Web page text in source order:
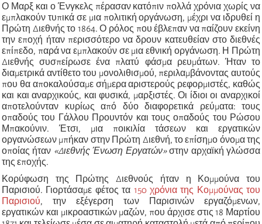
Ο Μαρξ και ο Ένγκελς πέρασαν κατόπιν πολλά χρόνια χωρίς να
εμπλακούν τυπικά σε μια πολιτική οργάνωση, μέχρι να ιδρυθεί η
Πρώτη Διεθνής το 1864. Ο ρόλος που έβλεπαν να παίζουν εκείνη
την εποχή ήταν περισσότερο να δρουν κατευθείαν στο διεθνές
επίπεδο, παρά να εμπλακούν σε μια εθνική οργάνωση. Η Πρώτη
Διεθνής συσπείρωσε ένα πλατύ φάσμα ρευμάτων. Ήταν το
διαμετρικά αντίθετο του μονολιθισμού, περιλαμβάνοντας αυτούς
που θα αποκαλούσαμε σήμερα αριστερούς ρεφορμιστές, καθώς
και και αναρχικούς, και φυσικά, μαρξιστές. Οι ίδιοι οι αναρχικοί
αποτελούνταν κυρίως από δύο διαφορετικά ρεύματα: τους
οπαδούς του Γάλλου Προυντόν και τους οπαδούς του Ρώσου
Μπακούνιν. Έτσι, μια ποικιλία τάσεων και εργατικών
οργανώσεων μπήκαν στην Πρώτη Διεθνή, το επίσημο όνομα της
οποίας ήταν «Διεθνής Ένωση Εργατών»στην αρχαϊκή γλώσσα
της εποχής.
Κορύφωση της Πρώτης Διεθνούς ήταν η Κομμούνα του
Παρισιού. Γιορτάσαμε φέτος τα 150 χρόνια της Κομμούνας του
Παρισιού, την εξέγερση των Παρισινών εργαζόμενων,
εργατικών και μικροαστικών μαζών, που άρχισε στις 18 Μαρτίου